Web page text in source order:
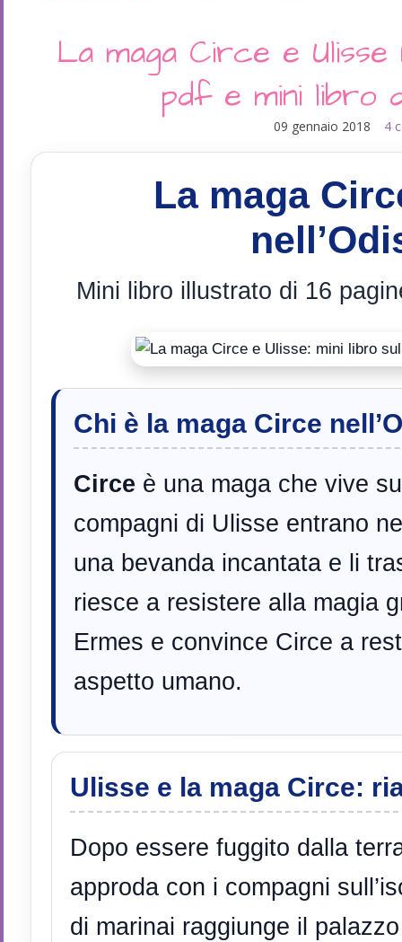
La maga Circe e Ulisse
pdf e mini libro
09 gennaio 2018 4
La maga
Mini libro illustrato di 16
Chi è la maga Circe
Circe è una maga che vive
compagni di Ulisse entrano
una bevanda incantata e li
riesce a resistere alla magia
Ermes e convince Circe a
aspetto umano.
Ulisse e la maga Circe:
Dopo essere fuggito dalla
approda con i compagni
di marinai raggiunge il